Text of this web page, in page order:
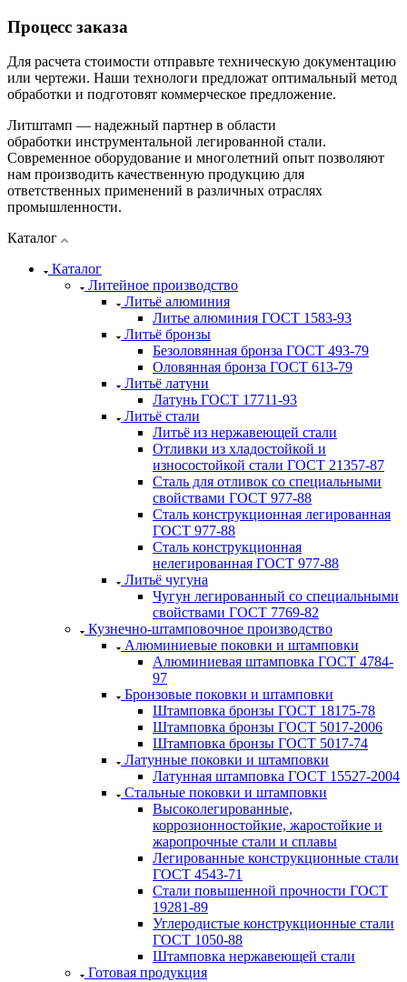
Процесс заказа
Для расчета стоимости отправьте техническую документацию
или чертежи. Наши технологи предложат оптимальный метод
обработки и подготовят коммерческое предложение.
Литштамп — надежный партнер в области
обработки инструментальной легированной стали.
Современное оборудование и многолетний опыт позволяют
нам производить качественную продукцию для
ответственных применений в различных отраслях
промышленности.
Каталог
Каталог
Литейное производство
Литьё алюминия
Литье алюминия ГОСТ 1583-93
Литьё бронзы
Безоловянная бронза ГОСТ 493-79
Оловянная бронза ГОСТ 613-79
Литьё латуни
Латунь ГОСТ 17711-93
Литьё стали
Литьё из нержавеющей стали
Отливки из хладостойкой и
износостойкой стали ГОСТ 21357-87
Сталь для отливок со специальными
свойствами ГОСТ 977-88
Сталь конструкционная легированная
ГОСТ 977-88
Сталь конструкционная
нелегированная ГОСТ 977-88
Литьё чугуна
Чугун легированный со специальными
свойствами ГОСТ 7769-82
Кузнечно-штамповочное производство
Алюминиевые поковки и штамповки
Алюминиевая штамповка ГОСТ 4784-
97
Бронзовые поковки и штамповки
Штамповка бронзы ГОСТ 18175-78
Штамповка бронзы ГОСТ 5017-2006
Штамповка бронзы ГОСТ 5017-74
Латунные поковки и штамповки
Латунная штамповка ГОСТ 15527-2004
Стальные поковки и штамповки
Высоколегированные,
коррозионностойкие, жаростойкие и
жаропрочные стали и сплавы
Легированные конструкционные стали
ГОСТ 4543-71
Стали повышенной прочности ГОСТ
19281-89
Углеродистые конструкционные стали
ГОСТ 1050-88
Штамповка нержавеющей стали
Готовая продукция